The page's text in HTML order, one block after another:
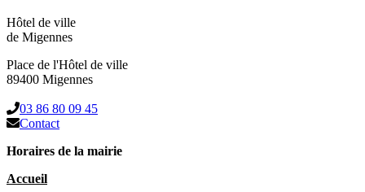
Hôtel de ville
de Migennes
Place de l'Hôtel de ville
89400 Migennes
03 86 80 09 45
Contact
Horaires de la mairie
Accueil